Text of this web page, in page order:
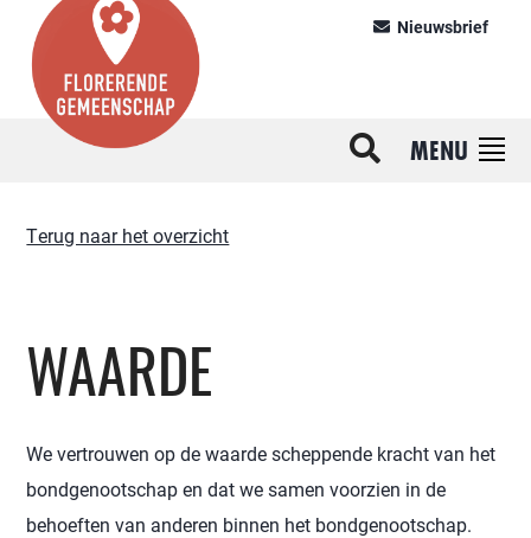
Nieuwsbrief
MENU
Terug naar het overzicht
WAARDE
We vertrouwen op de waarde scheppende kracht van het
bondgenootschap en dat we samen voorzien in de
behoeften van anderen binnen het bondgenootschap.